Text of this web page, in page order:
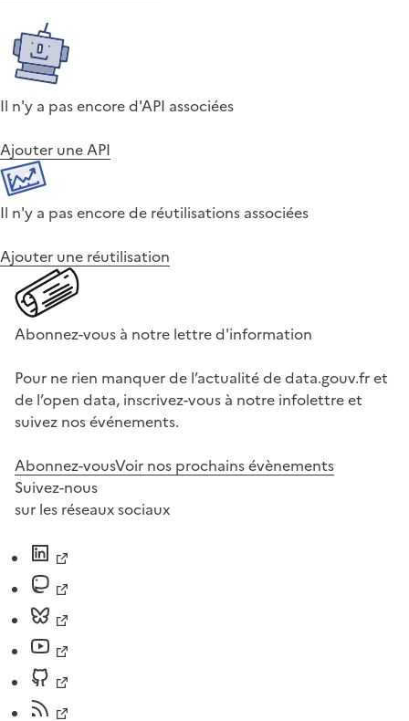
Il n'y a pas encore d'API associées
Ajouter une API
Il n'y a pas encore de réutilisations associées
Ajouter une réutilisation
Abonnez-vous à notre lettre d'information
Pour ne rien manquer de l’actualité de data.gouv.fr et
de l’open data, inscrivez-vous à notre infolettre et
suivez nos événements.
Abonnez-vousVoir nos prochains évènements
Suivez-nous
sur les réseaux sociaux